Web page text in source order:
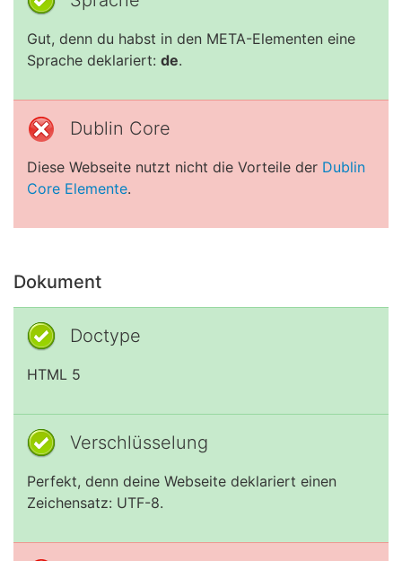
Gut, denn du habst in den META-Elementen eine
Sprache deklariert: de.
Dublin Core
Diese Webseite nutzt nicht die Vorteile der Dublin
Core Elemente.
Dokument
Doctype
HTML 5
Verschlüsselung
Perfekt, denn deine Webseite deklariert einen
Zeichensatz: UTF-8.